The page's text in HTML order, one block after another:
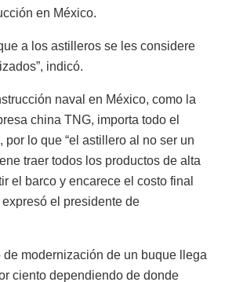
en México.
a los astilleros se les considere
indicó.
naval en México, como la
china TNG, importa todo el
por lo que “el astillero al no ser un
traer todos los productos de alta
el barco y encarece el costo final
el presidente de
modernización de un buque llega
ciento dependiendo de donde